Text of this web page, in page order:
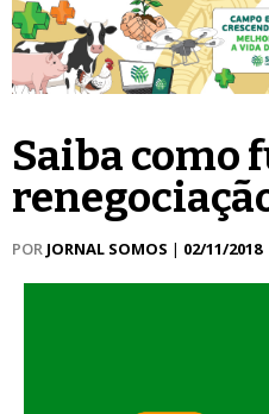
Saiba como
POR JORNAL SOMOS | 02/11/2018